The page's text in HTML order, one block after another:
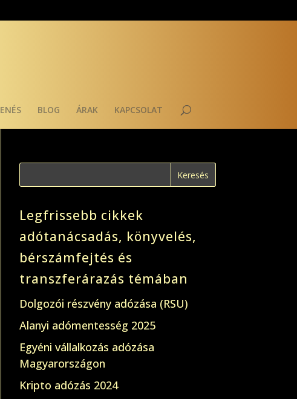
BLOG ÁRAK KAPCSOLAT
Legfrissebb cikkek
adótanácsadás, könyvelés,
bérszámfejtés és
transzferárazás témában
Dolgozói részvény adózása (RSU)
Alanyi adómentesség 2025
Egyéni vállalkozás adózása
Magyarországon
Kripto adózás 2024